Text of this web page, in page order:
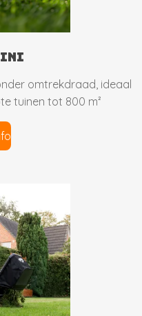
omtrekdraad, ideaal
tuinen tot 800 m²